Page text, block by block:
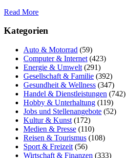
Read More
Kategorien
Auto & Motorrad (59)
Computer & Internet (423)
Energie & Umwelt (291)
Gesellschaft & Familie (392)
Gesundheit & Wellness (347)
Handel & Dienstleistungen (742)
Hobby & Unterhaltung (119)
Jobs und Stellenangebote (52)
Kultur & Kunst (172)
Medien & Presse (110)
Reisen & Tourismus (108)
Sport & Freizeit (56)
Wirtschaft & Finanzen (333)